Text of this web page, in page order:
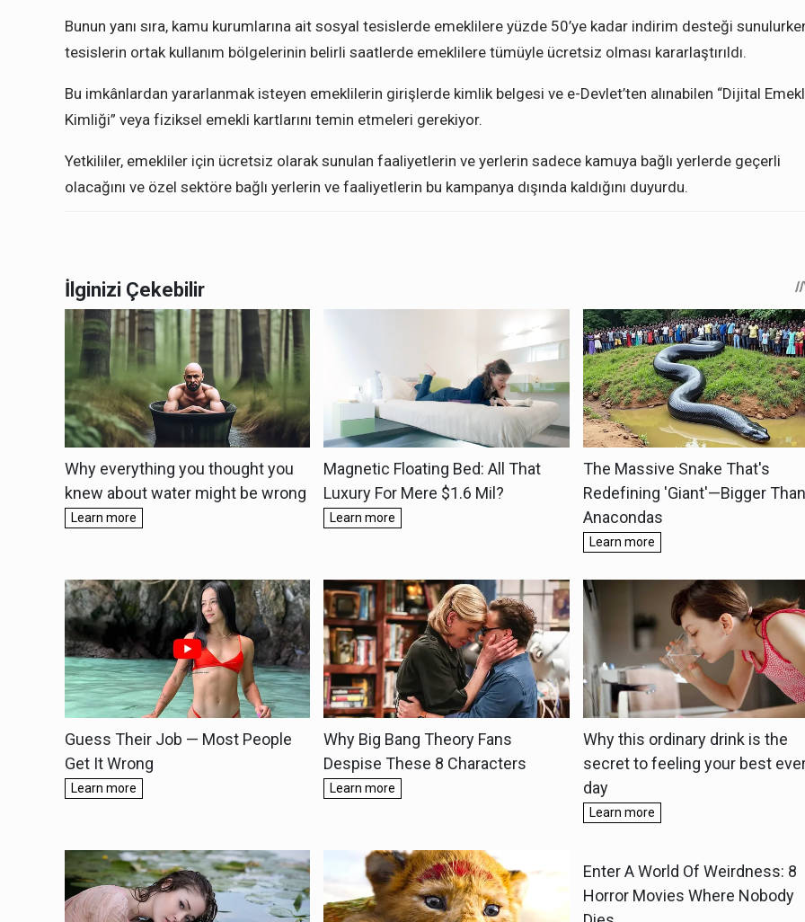
Bunun yanı sıra, kamu kurumlarına ait sosyal tesislerde emeklilere yüzde 50’ye kadar indirim desteği
tesislerin ortak kullanım bölgelerinin belirli saatlerde emeklilere tümüyle ücretsiz olması kararlaştırıldı.
Bu imkânlardan yararlanmak isteyen emeklilerin girişlerde kimlik belgesi ve e-Devlet’ten alınabilen “Dijital
Kimliği” veya fiziksel emekli kartlarını temin etmeleri gerekiyor.
Yetkililer, emekliler için ücretsiz olarak sunulan faaliyetlerin ve yerlerin sadece kamuya bağlı yerlerde geçerli
olacağını ve özel sektöre bağlı yerlerin ve faaliyetlerin bu kampanya dışında kaldığını duyurdu.